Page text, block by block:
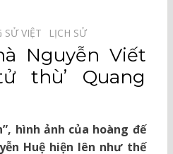
VIỆT⠀ LỊCH SỬ⠀
Nguyễn Viết
thù’ Quang
hình ảnh của hoàng đế
Huệ hiện lên như thế